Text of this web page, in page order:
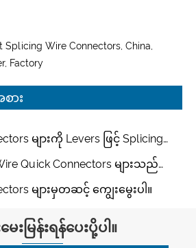
Splicing Wire Connectors, China,
Factory
ား
များကို Levers ဖြင့် Splicing
Quick Connectors များသည်
များမှတဆင့် ကျွေးမွေးပါ။
ေးမြန်းရန်ပေးပို့ပါ။